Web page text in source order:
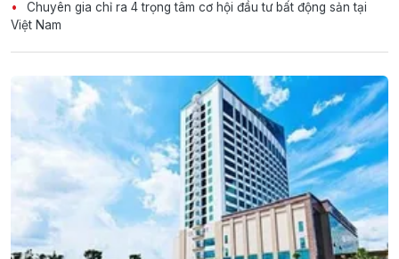
Chuyên gia chỉ ra 4 trọng tâm cơ hội đầu tư bất động sản tại
Việt Nam